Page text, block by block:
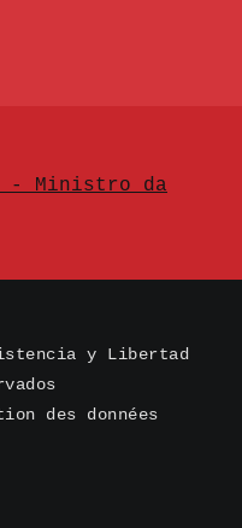
y Libertad
des données